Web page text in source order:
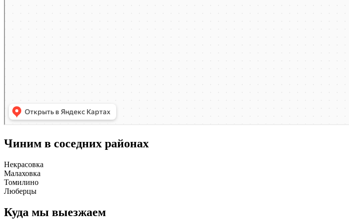
Чиним в соседних районах
Некрасовка
Малаховка
Томилино
Люберцы
Куда мы выезжаем